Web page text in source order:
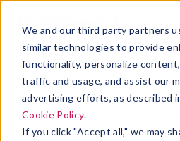
We and our third party partners
similar technologies to provide
functionality, personalize
traffic and usage, and assist our
advertising efforts, as described
Cookie Policy.
If you click "Accept all," we may
Blog >
Deutsche Manager entwickeln mit